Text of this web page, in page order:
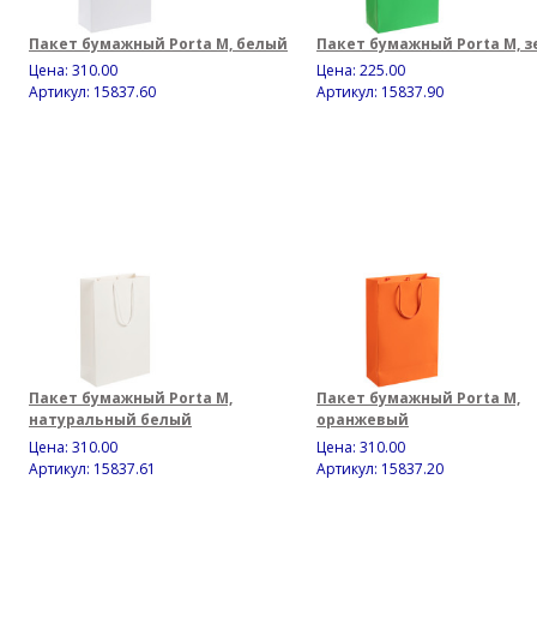
Пакет бумажный Porta M, белый
Цена: 310.00
Артикул: 15837.60
Пакет бумажный Porta M,
Цена: 225.00
Артикул: 15837.90
Пакет бумажный Porta M,
натуральный белый
Цена: 310.00
Артикул: 15837.61
Пакет бумажный Porta M,
оранжевый
Цена: 310.00
Артикул: 15837.20